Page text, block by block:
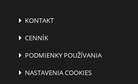
KONTAKT
CENNÍK
PODMIENKY POUŽÍVANIA
NASTAVENIA COOKIES